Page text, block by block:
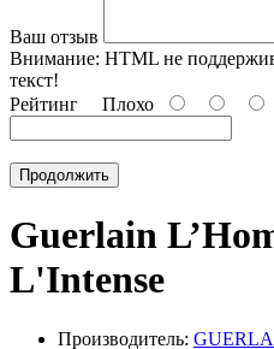
Ваш отзыв
Внимание: HTML не
текст!
Рейтинг Плохо
Продолжить
Guerlain
L'Intense
Производитель: